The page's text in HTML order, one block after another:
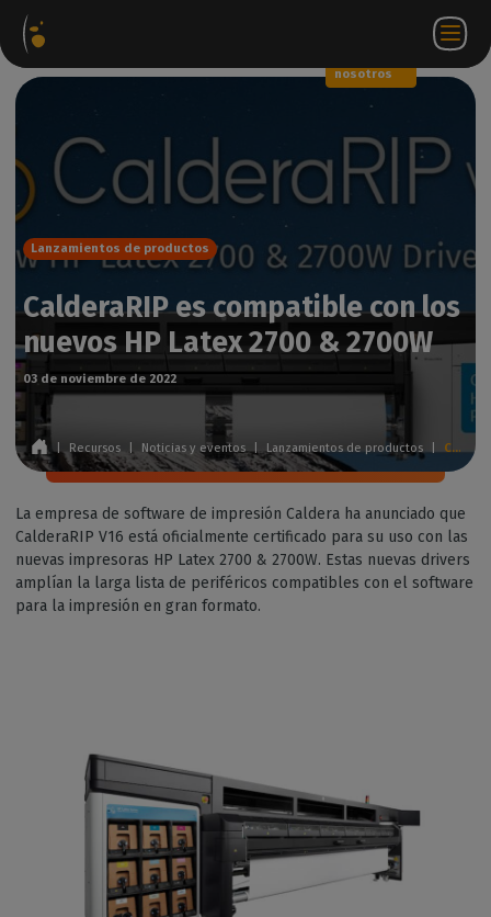
Paquetes
de
software
nosotros
ES
Lanzamientos de productos
CalderaRIP es compatible con los
nuevos HP Latex 2700 & 2700W
03 de noviembre de 2022
Recursos Noticias y eventos Lanzamientos de productos CalderaRIP es compatible con los nuevos HP Latex 2700 & 2700W
La empresa de software de impresión Caldera ha anunciado que
CalderaRIP V16 está oficialmente certificado para su uso con las
nuevas impresoras HP Latex 2700 & 2700W. Estas nuevas drivers
amplían la larga lista de periféricos compatibles con el software
para la impresión en gran formato.